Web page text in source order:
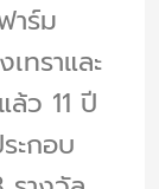
าร์ม
ทราและ
ว 11 ปี
ะกอบ